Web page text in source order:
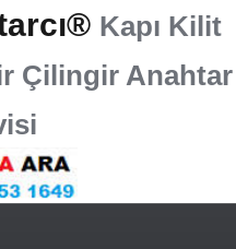
Kapı Kilit
Çilingir Anahtar